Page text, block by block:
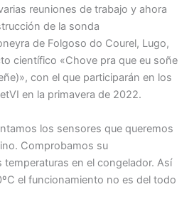
reuniones de trabajo y ahora
de la sonda
de Folgoso do Courel, Lugo,
científico «Chove pra que eu soñe
con el que participarán en los
en la primavera de 2022.
los sensores que queremos
Comprobamos su
en el congelador. Así
el funcionamiento no es del todo